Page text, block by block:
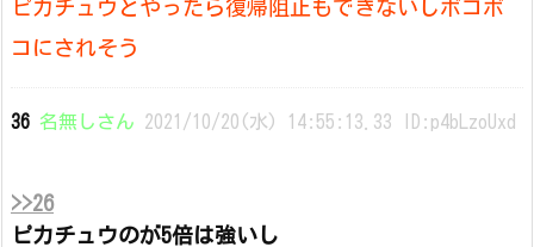
ピカチュウとやったら復帰阻止もできないしボコボ
コにされそう
36 名無しさん 2021/10/20(水) 14:55:13.33 ID:p4bLzoUxd
>>26
ピカチュウのが5倍は強いし